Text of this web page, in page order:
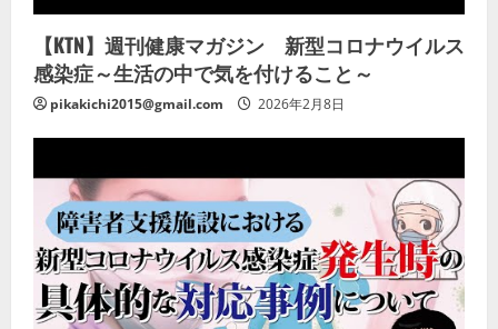
【KTN】週刊健康マガジン 新型コロナウイルス
感染症～生活の中で気を付けること～
pikakichi2015@gmail.com 2026年2月8日